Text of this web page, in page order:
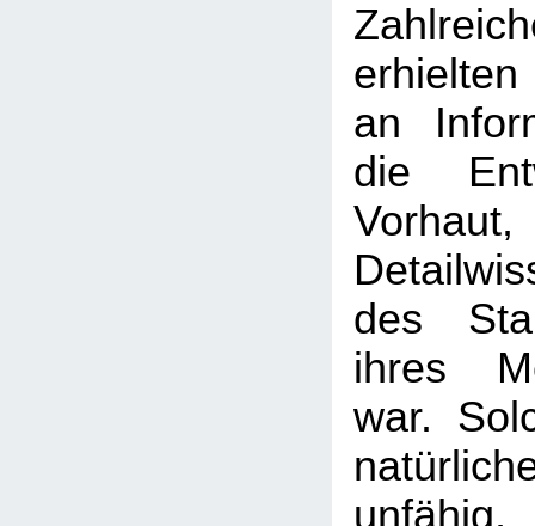
an
die
des
ihres
war.
unfähig,